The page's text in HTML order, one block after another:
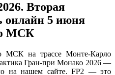
Вторая
онлайн 5 июня
МСК
на трассе Монте-Карло
Гран-при Монако 2026 —
на нашем сайте. FP2 — это